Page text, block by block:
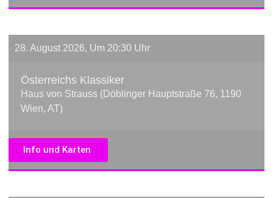
28. August 2026, Um 20:30 Uhr
Österreichs Klassiker
Haus von Strauss (Döblinger Hauptstraße 76, 1190
Wien, AT)
Info und Karten